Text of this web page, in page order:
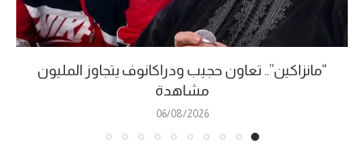
“مانزاكين”.. تعاون حجيب ودراكانوف يتجاوز المليون
مشاهدة
06/08/2026